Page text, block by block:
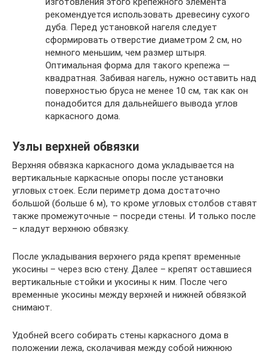
рекомендуется использовать древесину сухого
дуба. Перед установкой нагеля следует
сформировать отверстие диаметром 2 см, но
немного меньшим, чем размер штыря.
Оптимальная форма для такого крепежа —
квадратная. Забивая нагель, нужно оставить над
поверхностью бруса не менее 10 см, так как он
понадобится для дальнейшего вывода углов
каркасного дома.
Узлы верхней обвязки
Верхняя обвязка каркасного дома укладывается на
вертикальные каркасные опоры после установки
угловых стоек. Если периметр дома достаточно
большой (больше 6 м), то кроме угловых столбов ставят
также промежуточные – посреди стены. И только после
– кладут верхнюю обвязку.
После укладывания верхнего ряда крепят временные
укосины – через всю стену. Далее – крепят оставшиеся
вертикальные стойки и укосины к ним. После чего
временные укосины между верхней и нижней обвязкой
снимают.
Удобней всего собирать стены каркасного дома в
положении лежа, сколачивая между собой нижнюю